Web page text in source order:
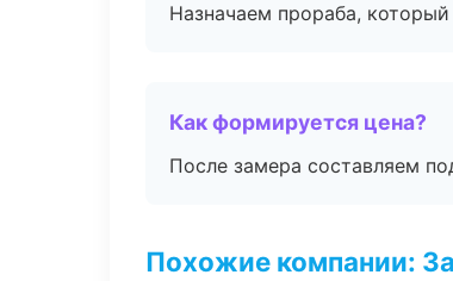
Назначаем прораба,
Как формируется цена?
После замера составляем
Похожие компании: